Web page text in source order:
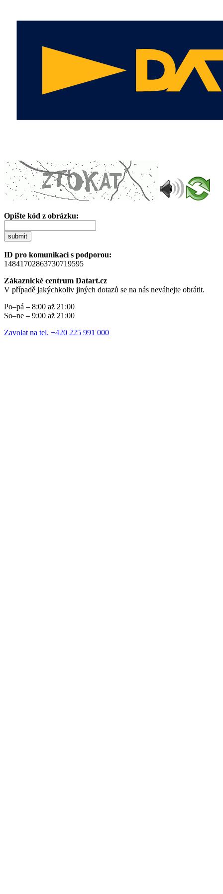
Opište kód z obrázku:
submit
ID pro komunikaci s podporou:
14841702863730719595
Zákaznické centrum Datart.cz
V případě jakýchkoliv jiných dotazů se na nás neváhejte obrátit.
Po–pá – 8:00 až 21:00
So–ne – 9:00 až 21:00
Zavolat na tel. +420 225 991 000